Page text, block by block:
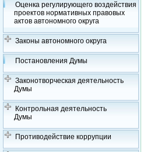
Оценка регулирующего воздействия
проектов нормативных правовых
актов автономного округа
Законы автономного округа
Постановления Думы
Законотворческая деятельность
Думы
Контрольная деятельность
Думы
Противодействие коррупции